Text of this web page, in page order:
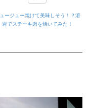
ージュー焼けて美味しそう！？溶
岩でステーキ肉を焼いてみた！